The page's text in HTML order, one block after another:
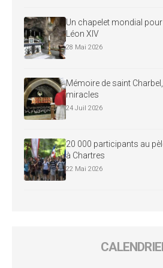
Un chapelet mondial
Léon XIV
28 Mai 2026
Mémoire de saint
miracles
24 Juil 2026
20 000 participants au
à Chartres
22 Mai 2026